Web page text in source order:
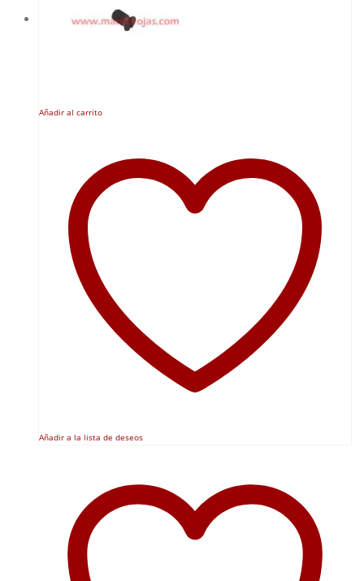
Añadir al carrito
Añadir a la lista de deseos